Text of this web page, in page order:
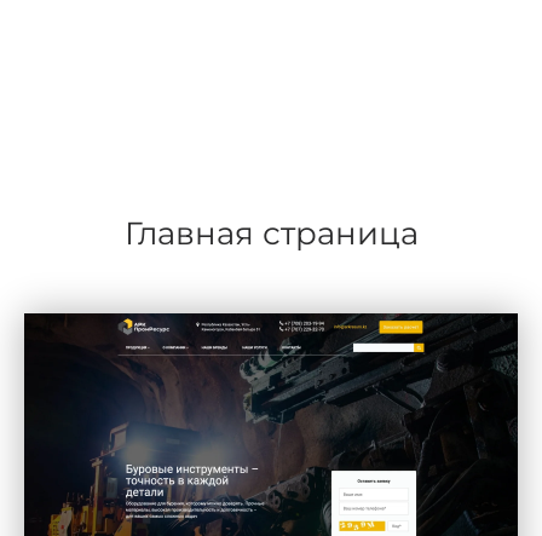
Главная страница